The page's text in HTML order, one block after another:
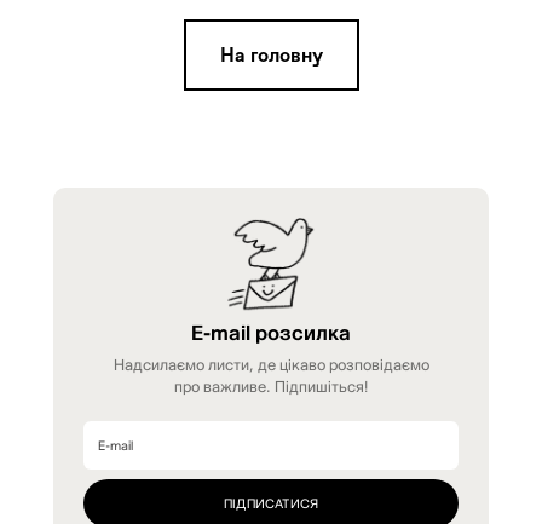
На головну
E-mail розсилка
Надсилаємо листи, де цікаво розповідаємо
про важливе. Підпишіться!